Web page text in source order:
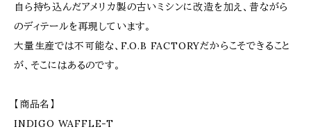
自ら持ち込んだアメリカ製の古いミシンに改造を加え、昔ながら
のディテールを再現しています。
大量生産では不可能な、F.O.B FACTORYだからこそできること
が、そこにはあるのです。
【商品名】
INDIGO WAFFLE-T